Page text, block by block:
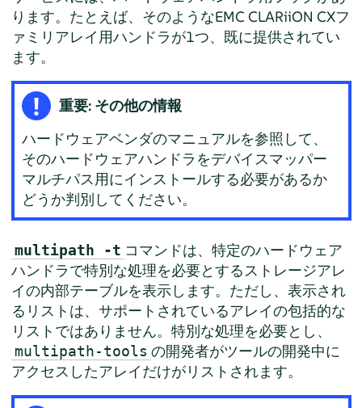
ります。たとえば、そのようなEMC CLARiiON CXフ
ァミリアレイ用ハンドラが1つ、既に提供されてい
ます。
重要: その他の情報
ハードウェアベンダのマニュアルを参照して、
そのハードウェアハンドラをデバイスマッパー
マルチパス用にインストールする必要があるか
どうか判別してください。
multipath -t コマンドは、特定のハードウェア
ハンドラで特別な処理を必要とするストレージアレ
イの内部テーブルを表示します。ただし、表示され
るリストは、サポートされているアレイの包括的な
リストではありません。特別な処理を必要とし、
multipath-tools の開発者がツールの開発中に
アクセスしたアレイだけがリストされます。